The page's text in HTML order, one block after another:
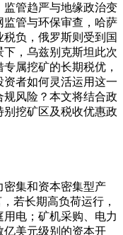
管趋严与地缘政治变
管与环保审查，哈萨
负，俄罗斯则受到国
，乌兹别克斯坦此次
属挖矿的长期税优，
者如何灵活运用这一
风险？本文将结合政
挖矿区及税收优惠政
密集和资本密集型产
若长期高负荷运行，
电；矿机采购、电力
亿美元级别的资本开